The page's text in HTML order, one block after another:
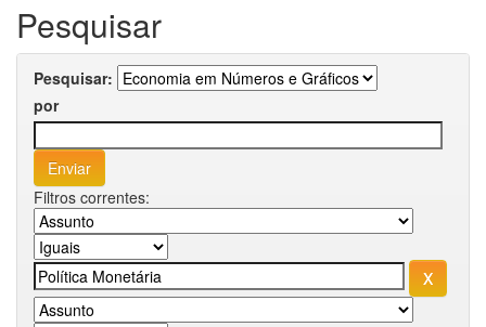
Pesquisar
Pesquisar:
por
Filtros correntes: